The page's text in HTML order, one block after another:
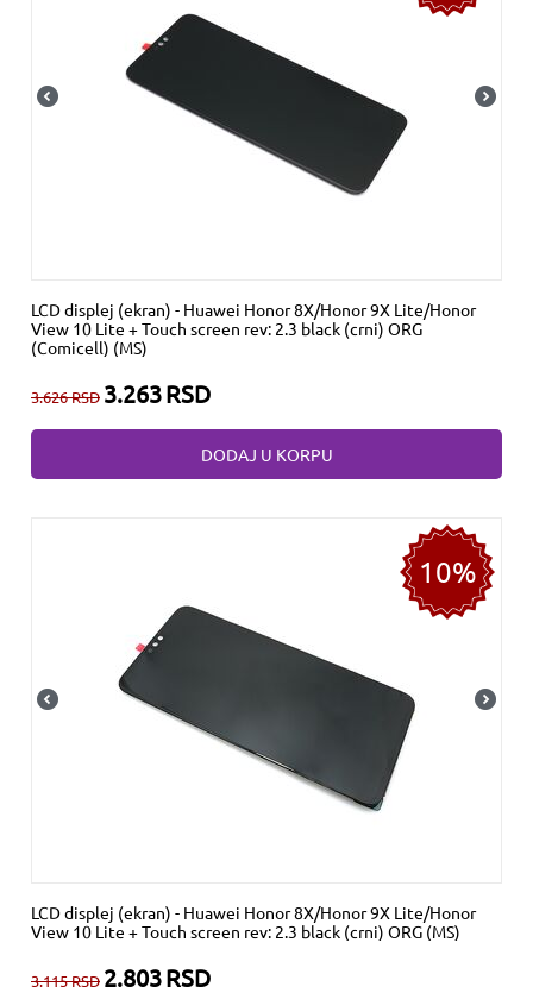
LCD displej (ekran) - Huawei Honor 8X/Honor 9X Lite/Honor
View 10 Lite + Touch screen rev: 2.3 black (crni) ORG
(Comicell) (MS)
3.626RSD 3.263RSD
DODAJ U KORPU
10%
LCD displej (ekran) - Huawei Honor 8X/Honor 9X Lite/Honor
View 10 Lite + Touch screen rev: 2.3 black (crni) ORG (MS)
3.115RSD 2.803RSD